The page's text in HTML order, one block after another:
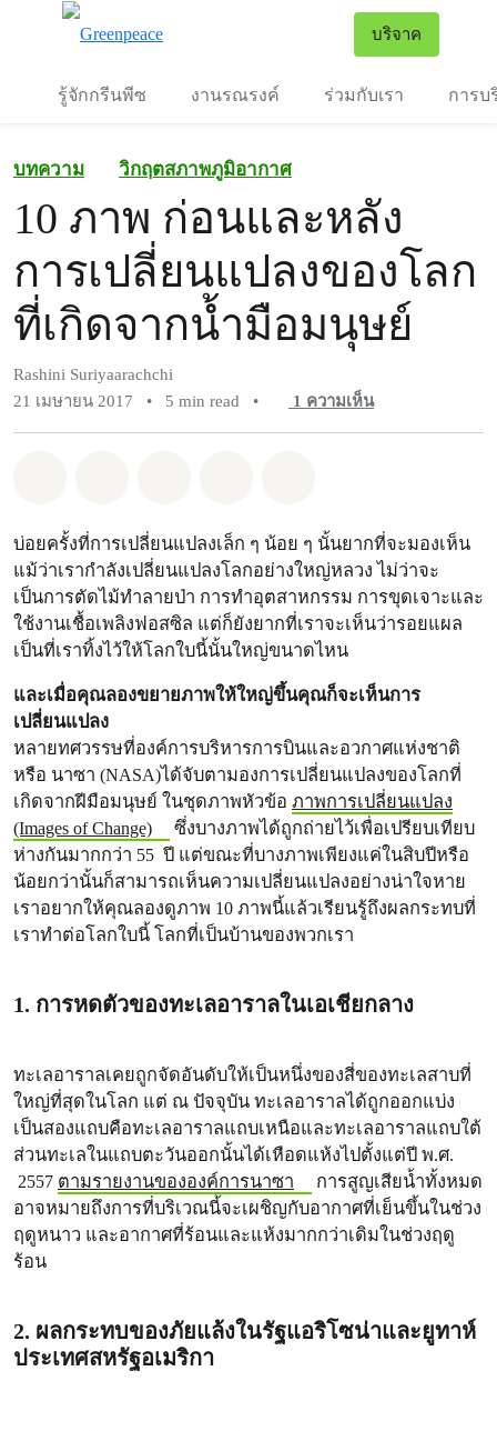
บริจาค
รู้จักกรีนพีซ งานรณรงค์ ร่วมกับเรา การบ
บทความ วิกฤตสภาพภูมิอากาศ
10 ภาพ ก่อนและหลัง
การเปลี่ยนแปลงของโลก
ที่เกิดจากน้ำมือมนุษย์
Rashini Suriyaarachchi
21 เมษายน 2017
• 5 min read • 1 ความเห็น
บ่อยครั้งที่การเปลี่ยนแปลงเล็ก ๆ น้อย ๆ นั้นยากที่จะมองเห็น
แม้ว่าเรากำลังเปลี่ยนแปลงโลกอย่างใหญ่หลวง ไม่ว่าจะ
เป็นการตัดไม้ทำลายป่า การทำอุตสาหกรรม การขุดเจาะและ
ใช้งานเชื้อเพลิงฟอสซิล แต่ก็ยังยากที่เราจะเห็นว่ารอยแผล
เป็นที่เราทิ้งไว้ให้โลกใบนี้นั้นใหญ่ขนาดไหน
และเมื่อคุณลองขยายภาพให้ใหญ่ขึ้นคุณก็จะเห็นการ
เปลี่ยนแปลง
หลายทศวรรษที่องค์การบริหารการบินและอวกาศแห่งชาติ
หรือ นาซา (NASA)ได้จับตามองการเปลี่ยนแปลงของโลกที่
เกิดจากฝีมือมนุษย์ ในชุดภาพหัวข้อ ภาพการเปลี่ยนแปลง
(Images of Change)
ซึ่งบางภาพได้ถูกถ่ายไว้เพื่อเปรียบเทียบ
ห่างกันมากกว่า 55 ปี แต่ขณะที่บางภาพเพียงแค่ในสิบปีหรือ
น้อยกว่านั้นก็สามารถเห็นความเปลี่ยนแปลงอย่างน่าใจหาย
เราอยากให้คุณลองดูภาพ 10 ภาพนี้แล้วเรียนรู้ถึงผลกระทบที่
เราทำต่อโลกใบนี้ โลกที่เป็นบ้านของพวกเรา
1. การหดตัวของทะเลอาราลในเอเชียกลาง
ทะเลอาราลเคยถูกจัดอันดับให้เป็นหนึ่งของสี่ของทะเลสาบที่
ใหญ่ที่สุดในโลก แต่ ณ ปัจจุบัน ทะเลอาราลได้ถูกออกแบ่ง
เป็นสองแถบคือทะเลอาราลแถบเหนือและทะเลอาราลแถบใต้
ส่วนทะเลในแถบตะวันออกนั้นได้เหือดแห้งไปตั้งแต่ปี พ.ศ.
2557 ตามรายงานขององค์การนาซา
การสูญเสียน้ำทั้งหมด
อาจหมายถึงการที่บริเวณนี้จะเผชิญกับอากาศที่เย็นขึ้นในช่วง
ฤดูหนาว และอากาศที่ร้อนและแห้งมากกว่าเดิมในช่วงฤดู
ร้อน
2. ผลกระทบของภัยแล้งในรัฐแอริโซน่าและยูทาห์
ประเทศสหรัฐอเมริกา